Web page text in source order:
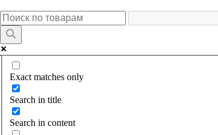
Exact matches only
Search in title
Search in content